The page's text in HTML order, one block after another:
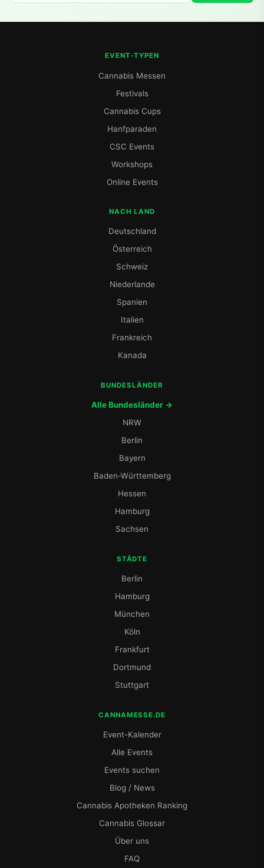
EVENT-TYPEN
Cannabis Messen
Festivals
Cannabis Cups
Hanfparaden
CSC Events
Workshops
Online Events
NACH LAND
Deutschland
Österreich
Schweiz
Niederlande
Spanien
Italien
Frankreich
Kanada
BUNDESLÄNDER
Alle Bundesländer →
NRW
Berlin
Bayern
Baden-Württemberg
Hessen
Hamburg
Sachsen
STÄDTE
Berlin
Hamburg
München
Köln
Frankfurt
Dortmund
Stuttgart
CANNAMESSE.DE
Event-Kalender
Alle Events
Events suchen
Blog / News
Cannabis Apotheken Ranking
Cannabis Glossar
Über uns
FAQ